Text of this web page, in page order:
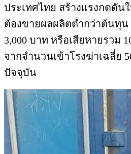
ประเทศไทย สร้างแรงกดดัน
ต้องขายผลผลิตต่ำกว่าต้นทุน
3,000 บาท หรือเสียหายรวม
จากจำนวนเข้าโรงฆ่าเฉลี่ย
ปัจจุบัน